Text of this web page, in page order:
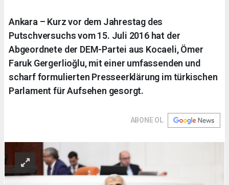
Ankara – Kurz vor dem Jahrestag des
Putschversuchs vom 15. Juli 2016 hat der
Abgeordnete der DEM-Partei aus Kocaeli, Ömer
Faruk Gergerlioğlu, mit einer umfassenden und
scharf formulierten Presseerklärung im türkischen
Parlament für Aufsehen gesorgt.
ABONE OL